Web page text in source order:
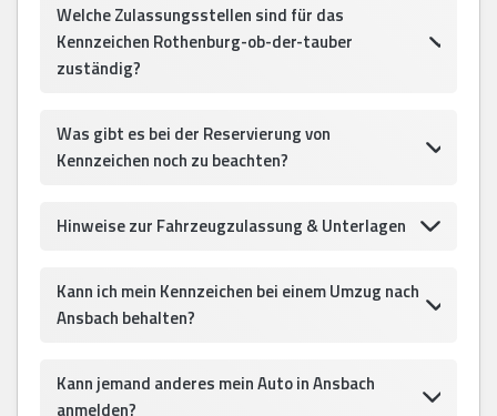
Welche Zulassungsstellen sind für das
Kennzeichen Rothenburg-ob-der-tauber
zuständig?
Was gibt es bei der Reservierung von
Kennzeichen noch zu beachten?
Hinweise zur Fahrzeugzulassung & Unterlagen
Kann ich mein Kennzeichen bei einem Umzug nach
Ansbach behalten?
Kann jemand anderes mein Auto in Ansbach
anmelden?